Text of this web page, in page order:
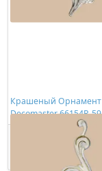
Крашеный Орнамент
Decomaster 66154R-59
3438,00 ₽/шт
Купить